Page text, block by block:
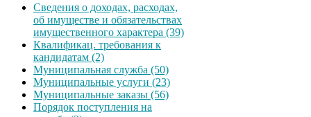
Сведения о доходах, расходах,
об имуществе и обязательствах
имущественного характера (39)
Квалификац. требования к
кандидатам (2)
Муниципальная служба (50)
Муниципальные услуги (23)
Муниципальные заказы (56)
Порядок поступления на